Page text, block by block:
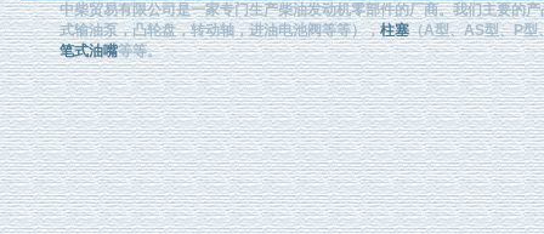
中柴贸易有限公司是一家专门生产柴油发动机零部件的厂商。我们主要的产
式输油泵，凸轮盘，转动轴，进油电池阀等等），柱塞（A型、AS型、P型
笔式油嘴等等。